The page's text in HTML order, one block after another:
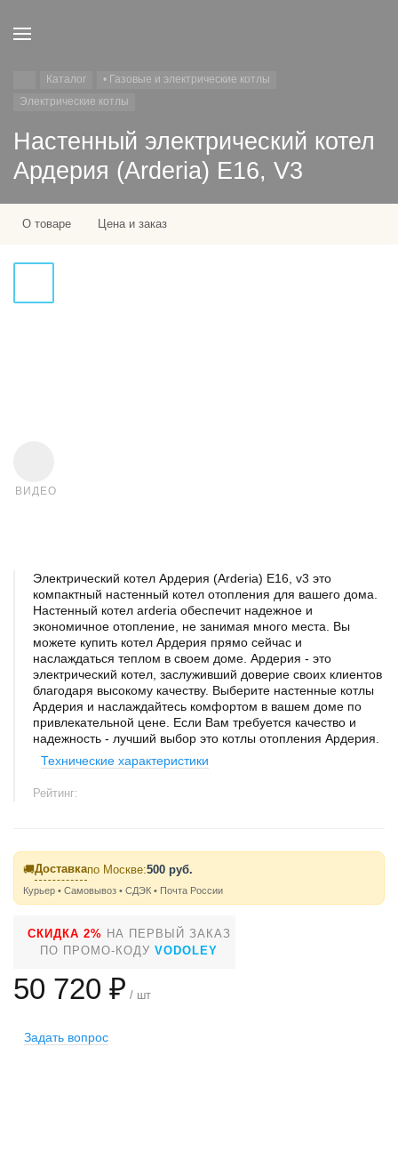
Каталог
• Газовые и электрические котлы
Электрические котлы
Настенный электрический котел
Ардерия (Arderia) Е16, V3
О товаре Цена и заказ
ВИДЕО
Электрический котел Ардерия (Arderia) Е16, v3 это
компактный настенный котел отопления для вашего дома.
Настенный котел arderia обеспечит надежное и
экономичное отопление, не занимая много места. Вы
можете купить котел Ардерия прямо сейчас и
наслаждаться теплом в своем доме. Ардерия - это
электрический котел, заслуживший доверие своих клиентов
благодаря высокому качеству. Выберите настенные котлы
Ардерия и наслаждайтесь комфортом в вашем доме по
привлекательной цене. Если Вам требуется качество и
надежность - лучший выбор это котлы отопления Ардерия.
Технические характеристики
Рейтинг:
🚚Доставкапо Москве:500 руб.
Курьер • Самовывоз • СДЭК • Почта России
СКИДКА 2% НА ПЕРВЫЙ ЗАКАЗ
ПО ПРОМО-КОДУ VODOLEY
50 720 ₽ / шт
Задать вопрос